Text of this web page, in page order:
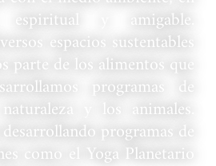
espiritual y amigable.
espacios sustentables
parte de los alimentos que
programas de
y los animales.
programas de
como el Yoga Planetario